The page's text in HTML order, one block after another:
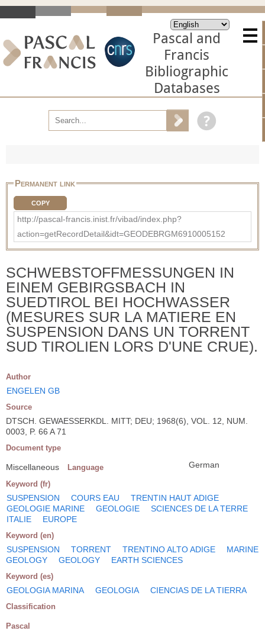
Pascal and
Francis
Bibliographic
Databases
Permanent link
COPY
http://pascal-francis.inist.fr/vibad/index.php?
action=getRecordDetail&idt=GEODEBRGM6910005152
SCHWEBSTOFFMESSUNGEN IN
EINEM GEBIRGSBACH IN
SUEDTIROL BEI HOCHWASSER
(MESURES SUR LA MATIERE EN
SUSPENSION DANS UN TORRENT
SUD TIROLIEN LORS D'UNE CRUE).
Author
ENGELEN GB
Source
DTSCH. GEWAESSERKDL. MITT; DEU; 1968(6), VOL. 12, NUM.
0003, P. 66 A 71
Document type
Miscellaneous Language German
Keyword (fr)
SUSPENSION COURS EAU
TRENTIN HAUT ADIGE
GEOLOGIE MARINE
GEOLOGIE
SCIENCES DE LA TERRE
ITALIE
EUROPE
Keyword (en)
SUSPENSION TORRENT TRENTINO ALTO ADIGE
MARINE
GEOLOGY
GEOLOGY EARTH SCIENCES
Keyword (es)
GEOLOGIA MARINA GEOLOGIA CIENCIAS DE LA TIERRA
Classification
Pascal